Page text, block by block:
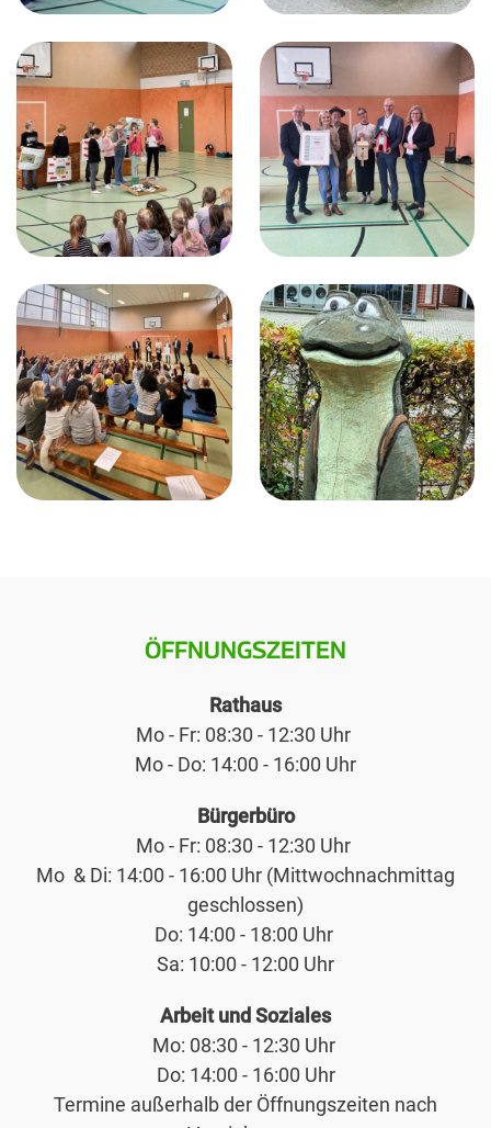
ÖFFNUNGSZEITEN
Rathaus
Mo - Fr: 08:30 - 12:30 Uhr
Mo - Do: 14:00 - 16:00 Uhr
Bürgerbüro
Mo - Fr: 08:30 - 12:30 Uhr
Mo & Di: 14:00 - 16:00 Uhr (Mittwochnachmittag
geschlossen)
Do: 14:00 - 18:00 Uhr
Sa: 10:00 - 12:00 Uhr
Arbeit und Soziales
Mo: 08:30 - 12:30 Uhr
Do: 14:00 - 16:00 Uhr
Termine außerhalb der Öffnungszeiten nach